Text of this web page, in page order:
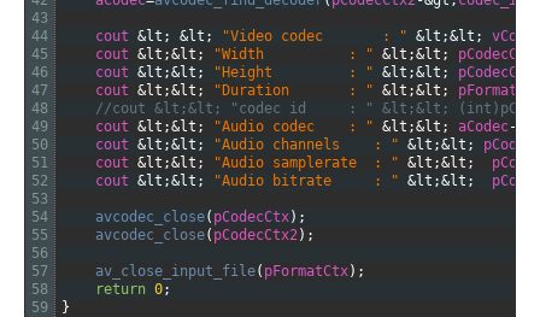
43
44
45
46
47
48
49
50
51
52
53
54
55
56
57
58
59
cout &lt; &lt; "Video codec       : " &lt;&lt;
cout &lt;&lt; "Width    	  : " &lt;&lt; pCodecCtx
cout &lt;&lt; "Height   	  : " &lt;&lt; pCodecCtx
cout &lt;&lt; "Duration 	  : " &lt;&lt;
//cout &lt;&lt; "codec id	  : "
cout &lt;&lt; "Audio codec	  : " &lt;&lt; aCodec-
cout &lt;&lt; "Audio channels    : " &lt;&lt;
cout &lt;&lt; "Audio samplerate  : " &lt;&lt;
cout &lt;&lt; "Audio bitrate     : " &lt;&lt;
avcodec_close( pCodecCtx) ;
avcodec_close( pCodecCtx2) ;
av_close_input_file( pFormatCtx) ;
return 0;
}